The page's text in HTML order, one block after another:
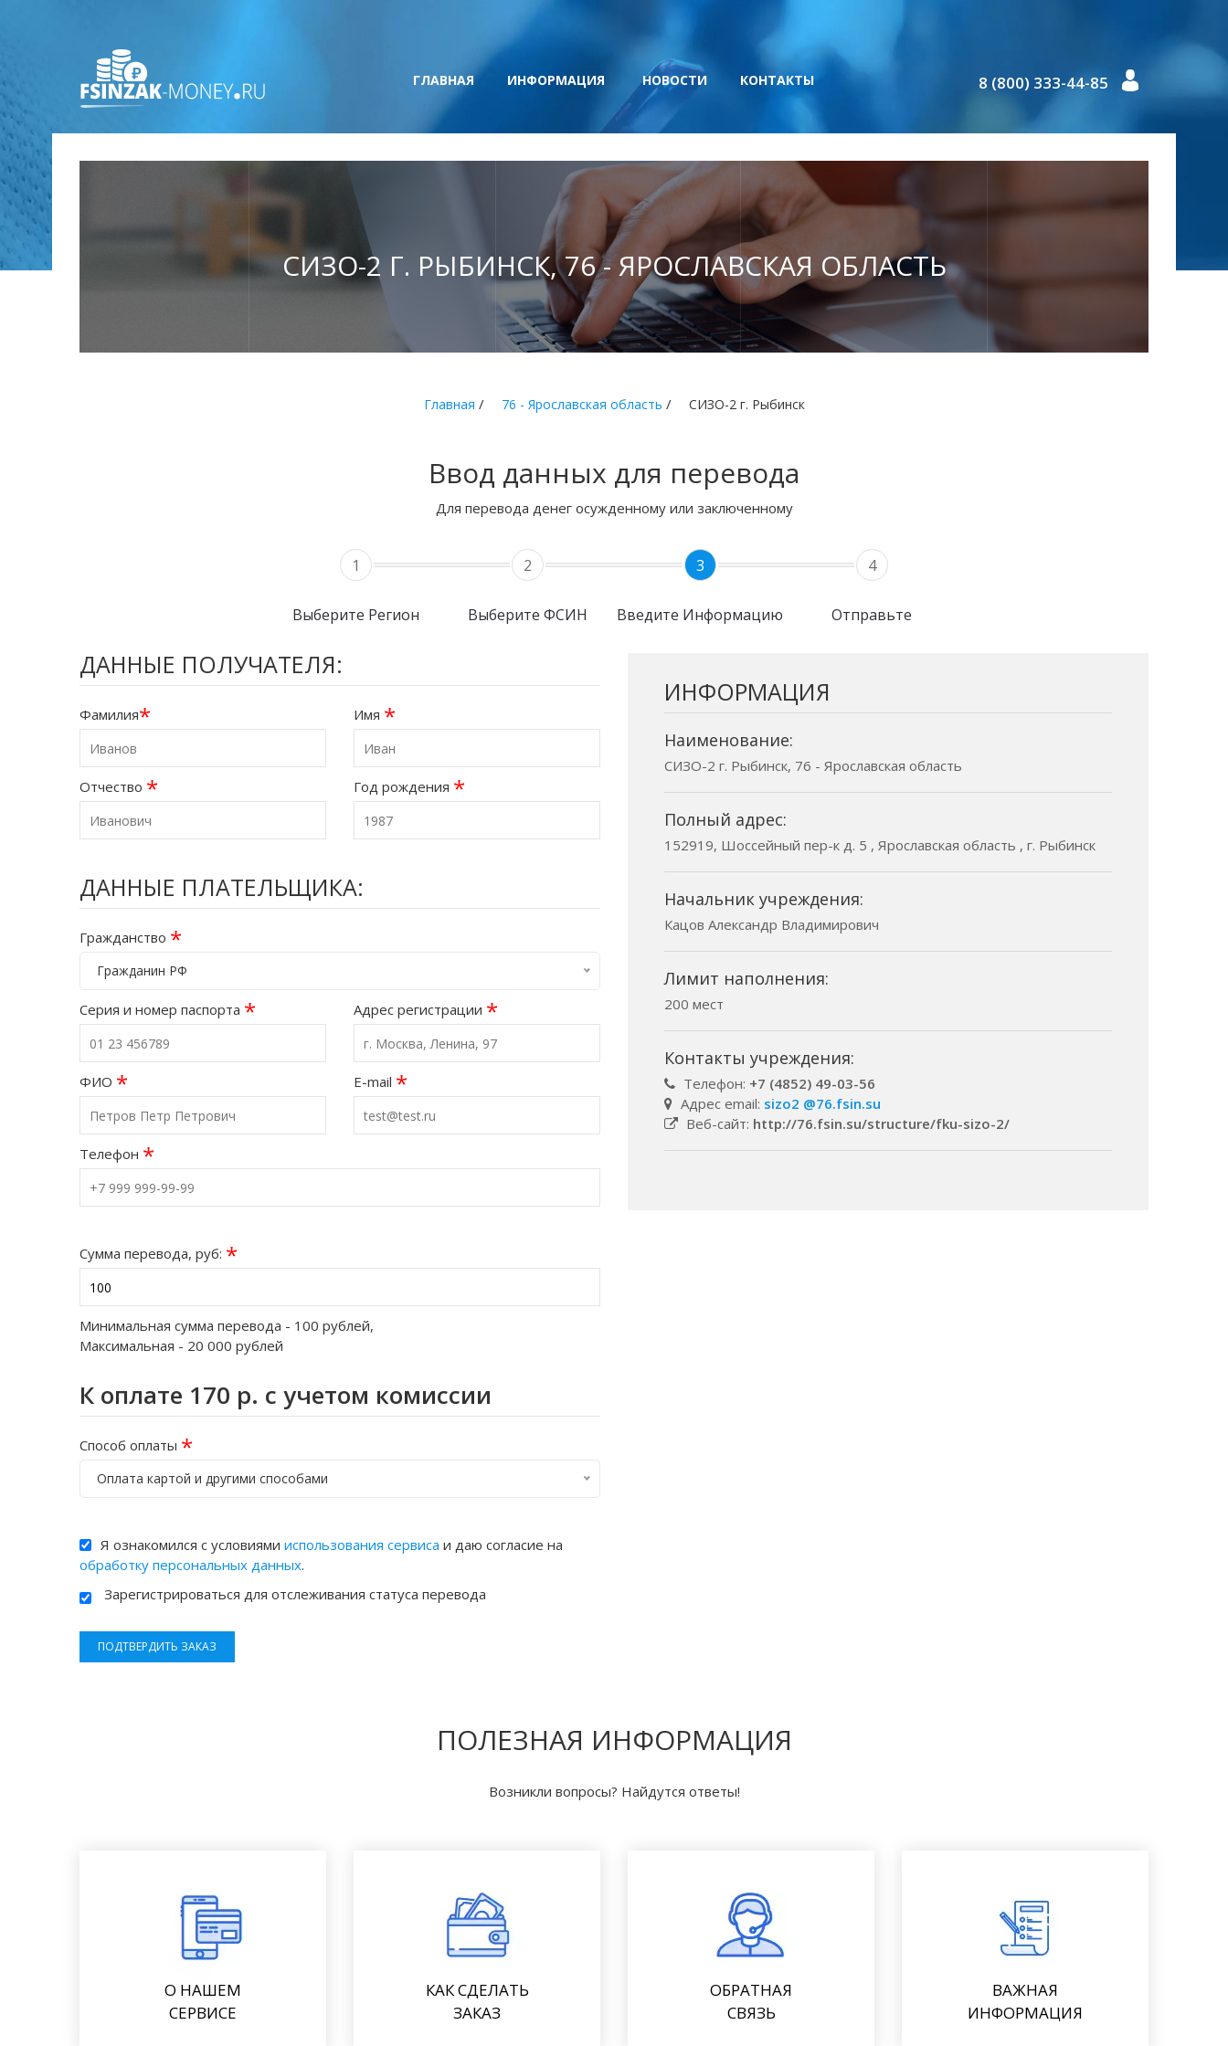
ГЛАВНАЯ ИНФОРМАЦИЯ НОВОСТИ КОНТАКТЫ 8 (800) 333-44-85
СИЗО-2 Г. РЫБИНСК, 76 - ЯРОСЛАВСКАЯ ОБЛАСТЬ
Главная / 76 - Ярославская область / СИЗО-2 г. Рыбинск
Ввод данных для перевода
Для перевода денег осужденному или заключенному
1
Выберите Регион
2
Выберите ФСИН
3
Введите Информацию
4
Отправьте
ДАННЫЕ ПОЛУЧАТЕЛЯ:
Фамилия* Имя *
Отчество * Год рождения *
ДАННЫЕ ПЛАТЕЛЬЩИКА:
Гражданство *
Гражданин РФ
Серия и номер паспорта * Адрес регистрации *
ФИО * E-mail *
Телефон *
Сумма перевода, руб: *
Минимальная сумма перевода - 100 рублей,
Максимальная - 20 000 рублей
К оплате 170 р. с учетом комиссии
Способ оплаты *
Оплата картой и другими способами
Я ознакомился с условиями использования сервиса и даю согласие на
обработку персональных данных.
Зарегистрироваться для отслеживания статуса перевода
ПОДТВЕРДИТЬ ЗАКАЗ
ИНФОРМАЦИЯ
Наименование:
СИЗО-2 г. Рыбинск, 76 - Ярославская область
Полный адрес:
152919, Шоссейный пер-к д. 5 , Ярославская область , г. Рыбинск
Начальник учреждения:
Кацов Александр Владимирович
Лимит наполнения:
200 мест
Контакты учреждения:
Телефон: +7 (4852) 49-03-56
Адрес email: sizo2 @76.fsin.su
Веб-сайт: http://76.fsin.su/structure/fku-sizo-2/
ПОЛЕЗНАЯ ИНФОРМАЦИЯ
Возникли вопросы? Найдутся ответы!
О НАШЕМ
СЕРВИСЕ
КАК СДЕЛАТЬ
ЗАКАЗ
ОБРАТНАЯ
СВЯЗЬ
ВАЖНАЯ
ИНФОРМАЦИЯ